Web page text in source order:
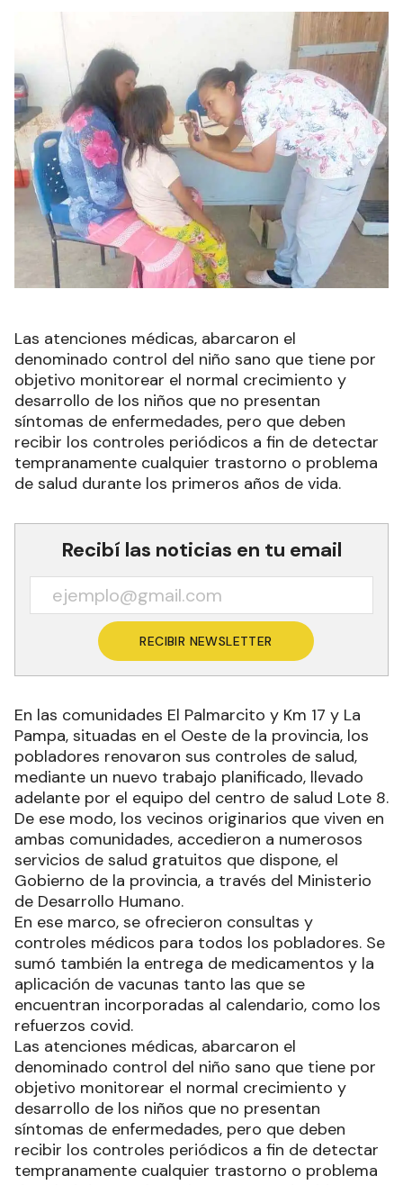
Las atenciones médicas, abarcaron el
denominado control del niño sano que tiene por
objetivo monitorear el normal crecimiento y
desarrollo de los niños que no presentan
síntomas de enfermedades, pero que deben
recibir los controles periódicos a fin de detectar
tempranamente cualquier trastorno o problema
de salud durante los primeros años de vida.
Recibí las noticias en tu email
RECIBIR NEWSLETTER
En las comunidades El Palmarcito y Km 17 y La
Pampa, situadas en el Oeste de la provincia, los
pobladores renovaron sus controles de salud,
mediante un nuevo trabajo planificado, llevado
adelante por el equipo del centro de salud Lote 8.
De ese modo, los vecinos originarios que viven en
ambas comunidades, accedieron a numerosos
servicios de salud gratuitos que dispone, el
Gobierno de la provincia, a través del Ministerio
de Desarrollo Humano.
En ese marco, se ofrecieron consultas y
controles médicos para todos los pobladores. Se
sumó también la entrega de medicamentos y la
aplicación de vacunas tanto las que se
encuentran incorporadas al calendario, como los
refuerzos covid.
Las atenciones médicas, abarcaron el
denominado control del niño sano que tiene por
objetivo monitorear el normal crecimiento y
desarrollo de los niños que no presentan
síntomas de enfermedades, pero que deben
recibir los controles periódicos a fin de detectar
tempranamente cualquier trastorno o problema